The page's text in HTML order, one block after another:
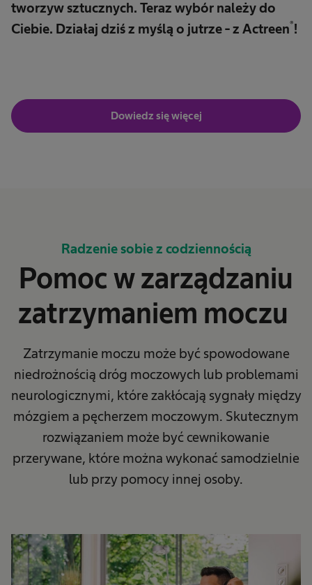
tworzyw sztucznych. Teraz wybór należy do
Ciebie. Działaj dziś z myślą o jutrze - z Actreen®!
Dowiedz się więcej
Radzenie sobie z codziennością
Pomoc w zarządzaniu
zatrzymaniem moczu
Zatrzymanie moczu może być spowodowane
niedrożnością dróg moczowych lub problemami
neurologicznymi, które zakłócają sygnały między
mózgiem a pęcherzem moczowym. Skutecznym
rozwiązaniem może być cewnikowanie
przerywane, które można wykonać samodzielnie
lub przy pomocy innej osoby.